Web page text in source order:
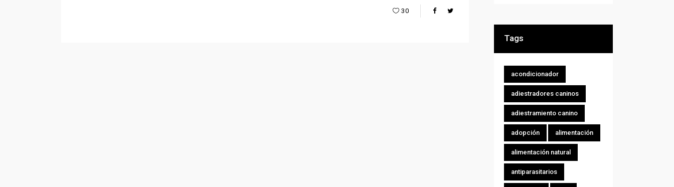
30
Tags
acondicionador
adiestradores caninos
adiestramiento canino
adopción alimentación
alimentación natural
antiparasitarios